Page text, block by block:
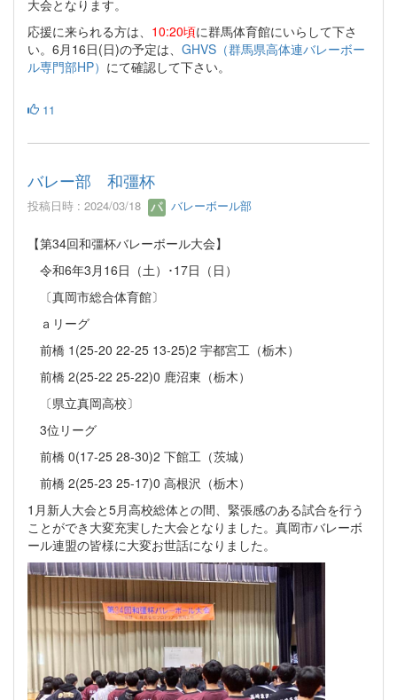
大会となります。
応援に来られる方は、 10:20頃に群馬体育館にいらして下さ
い。6月16日(日)の予定は、 GHVS（群馬県高体連バレーボー
ル専門部HP） にて確認して下さい。
11
バレー部 和彊杯
投稿日時 : 2024/03/18 バレーボール部
【第34回和彊杯バレーボール大会】
令和6年3月16日（土）･17日（日）
〔真岡市総合体育館〕
ａリーグ
前橋 1(25-20 22-25 13-25)2 宇都宮工（栃木）
前橋 2(25-22 25-22)0 鹿沼東（栃木）
〔県立真岡高校〕
3位リーグ
前橋 0(17-25 28-30)2 下館工（茨城）
前橋 2(25-23 25-17)0 高根沢（栃木）
1月新人大会と5月高校総体との間、緊張感のある試合を行う
ことができ大変充実した大会となりました。真岡市バレーボ
ール連盟の皆様に大変お世話になりました。